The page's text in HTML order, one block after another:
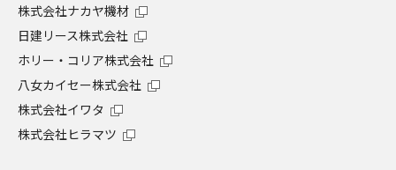
株式会社ナカヤ機材
日建リース株式会社
ホリー・コリア株式会社
八女カイセー株式会社
株式会社イワタ
株式会社ヒラマツ